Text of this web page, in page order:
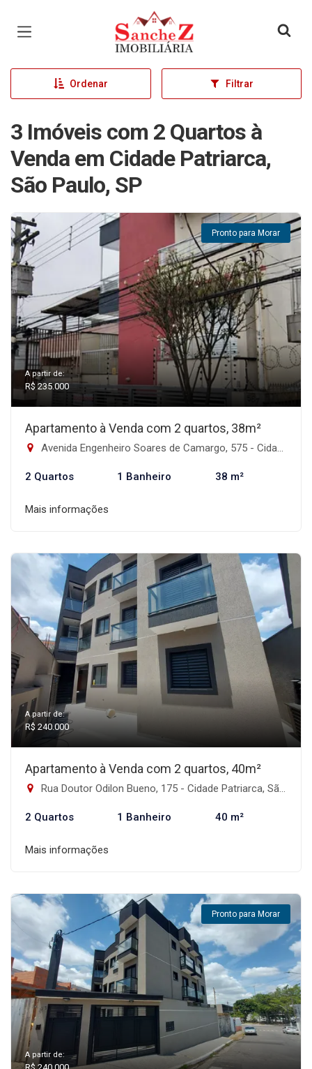
Página inicial
Ordenar Filtrar
3 Imóveis com 2 Quartos à
Venda em Cidade Patriarca,
São Paulo, SP
Pronto para Morar
A partir de:
R$ 235.000
Apartamento à Venda com 2 quartos, 38m²
Avenida Engenheiro Soares de Camargo, 575 - Cidade Patriarca, São Paulo-SP
2 Quartos 1 Banheiro 38 m²
Mais informações
A partir de:
R$ 240.000
Apartamento à Venda com 2 quartos, 40m²
Rua Doutor Odilon Bueno, 175 - Cidade Patriarca, São Paulo-SP
2 Quartos 1 Banheiro 40 m²
Mais informações
Pronto para Morar
A partir de: